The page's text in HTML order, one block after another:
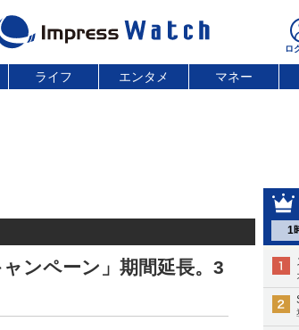
ライフ エンタメ マネー
1
ンペーン」期間延長。3